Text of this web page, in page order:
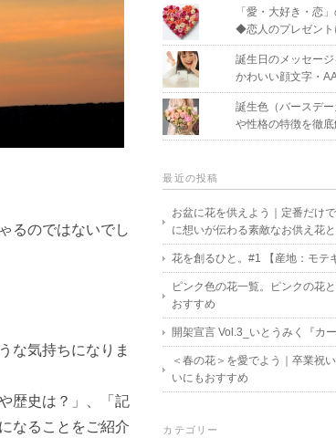
るのではないでし
な気持ちになりま
歴史は？」、「記
なることをご紹介
「愛・大好き・恋
◆恋人のプレゼント
誕生日のメッセー
かわいい顔文字・
誕生色（バースデ
や性格の特徴を徹底
最近の投稿
お盆に花を供えよう｜定番だけ
に想いが伝わる素敵なお供え花と
花を創るひと。#1 【産地：モテ
ピンク色の花一覧。ピンクの花
おすすめ
開架宣言 Vol.3_いとうみく『カ
＜春の花＞を愛でよう｜卒業祝
いにもおすすめ
カテゴリー